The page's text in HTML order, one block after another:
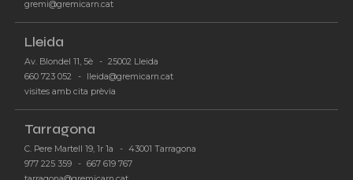
Barcelona
C. Consell de Cent 80 - 08015 Barcelona
93 424 10 58 -